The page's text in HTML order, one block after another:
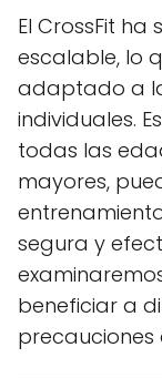
El CrossFit
escalable, lo
adaptado a
individuales.
todas las
mayores,
segura y
beneficiar a
precauciones